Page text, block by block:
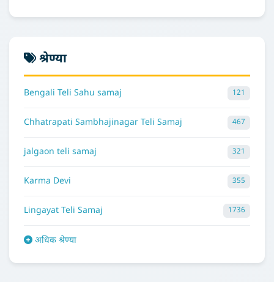
श्रेण्या
Bengali Teli Sahu samaj 121
Chhatrapati Sambhajinagar Teli Samaj 467
jalgaon teli samaj 321
Karma Devi 355
Lingayat Teli Samaj 1736
अधिक श्रेण्या